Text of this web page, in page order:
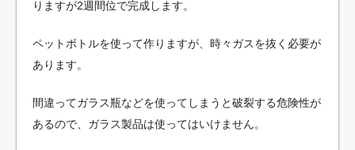
りますが2週間位で完成します。
ペットボトルを使って作りますが、時々ガスを抜く必要が
あります。
間違ってガラス瓶などを使ってしまうと破裂する危険性が
あるので、ガラス製品は使ってはいけません。